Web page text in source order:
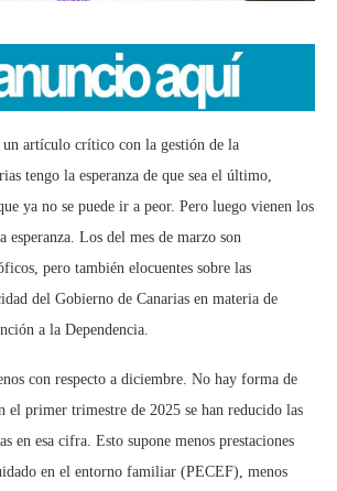
un artículo crítico con la gestión de la
tengo la esperanza de que sea el último,
ya no se puede ir a peor. Pero luego vienen los
esperanza. Los del mes de marzo son
pero también elocuentes sobre las
del Gobierno de Canarias en materia de
a la Dependencia.
con respecto a diciembre. No hay forma de
el primer trimestre de 2025 se han reducido las
en esa cifra. Esto supone menos prestaciones
en el entorno familiar (PECEF), menos